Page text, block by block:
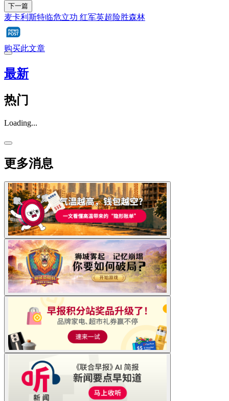
下一篇
麦卡利斯特临危立功 红军英超险胜森林
购买此文章
最新
热门
Loading...
更多消息